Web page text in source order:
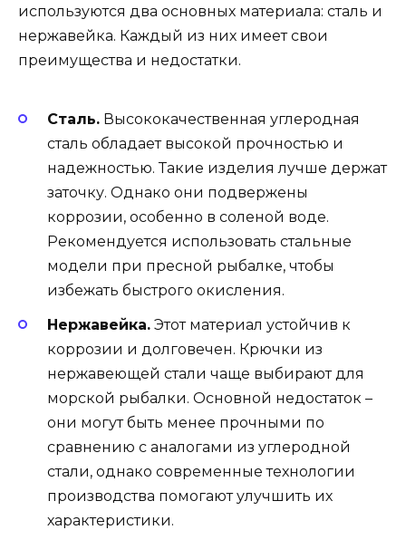
используются два основных материала: сталь и
нержавейка. Каждый из них имеет свои
преимущества и недостатки.
Сталь. Высококачественная углеродная
сталь обладает высокой прочностью и
надежностью. Такие изделия лучше держат
заточку. Однако они подвержены
коррозии, особенно в соленой воде.
Рекомендуется использовать стальные
модели при пресной рыбалке, чтобы
избежать быстрого окисления.
Нержавейка. Этот материал устойчив к
коррозии и долговечен. Крючки из
нержавеющей стали чаще выбирают для
морской рыбалки. Основной недостаток –
они могут быть менее прочными по
сравнению с аналогами из углеродной
стали, однако современные технологии
производства помогают улучшить их
характеристики.